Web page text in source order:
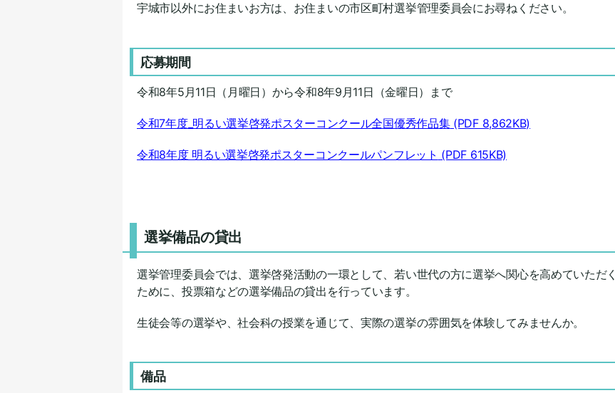
宇城市以外にお住まいお方は、お住まいの市区町村選挙管理委員会にお尋ねください。
応募期間
令和8年5月11日（月曜日）から令和8年9月11日（金曜日）まで
令和7年度_明るい選挙啓発ポスターコンクール全国優秀作品集(PDF 8,862KB)
令和8年度 明るい選挙啓発ポスターコンクールパンフレット (PDF 615KB)
選挙備品の貸出
選挙管理委員会では、選挙啓発活動の一環として、若い世代の方に選挙へ関心を高めていただく
ために、投票箱などの選挙備品の貸出を行っています。
生徒会等の選挙や、社会科の授業を通じて、実際の選挙の雰囲気を体験してみませんか。
備品